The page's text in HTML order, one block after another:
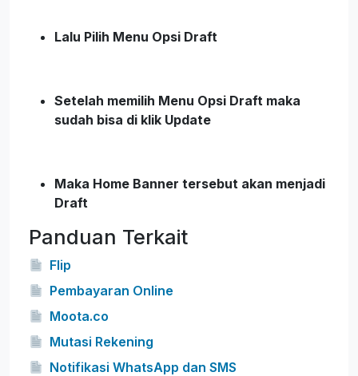
Lalu Pilih Menu Opsi Draft
Setelah memilih Menu Opsi Draft maka
sudah bisa di klik Update
Maka Home Banner tersebut akan menjadi
Draft
Panduan Terkait
Flip
Pembayaran Online
Moota.co
Mutasi Rekening
Notifikasi WhatsApp dan SMS